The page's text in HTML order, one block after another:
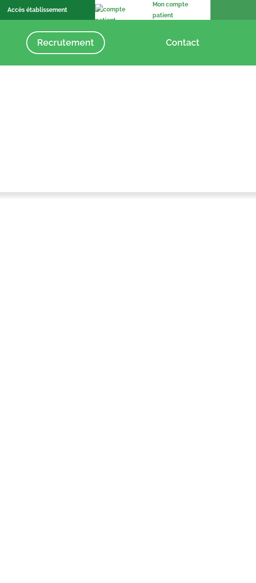
Accès établissement
Mon compte
patient
Recrutement Contact